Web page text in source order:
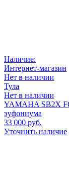
Наличие:
Интернет-магазин
Нет в наличии
Тула
Нет в наличии
YAMAHA SB2X
эуфониума
33 000 руб.
Уточнить наличие